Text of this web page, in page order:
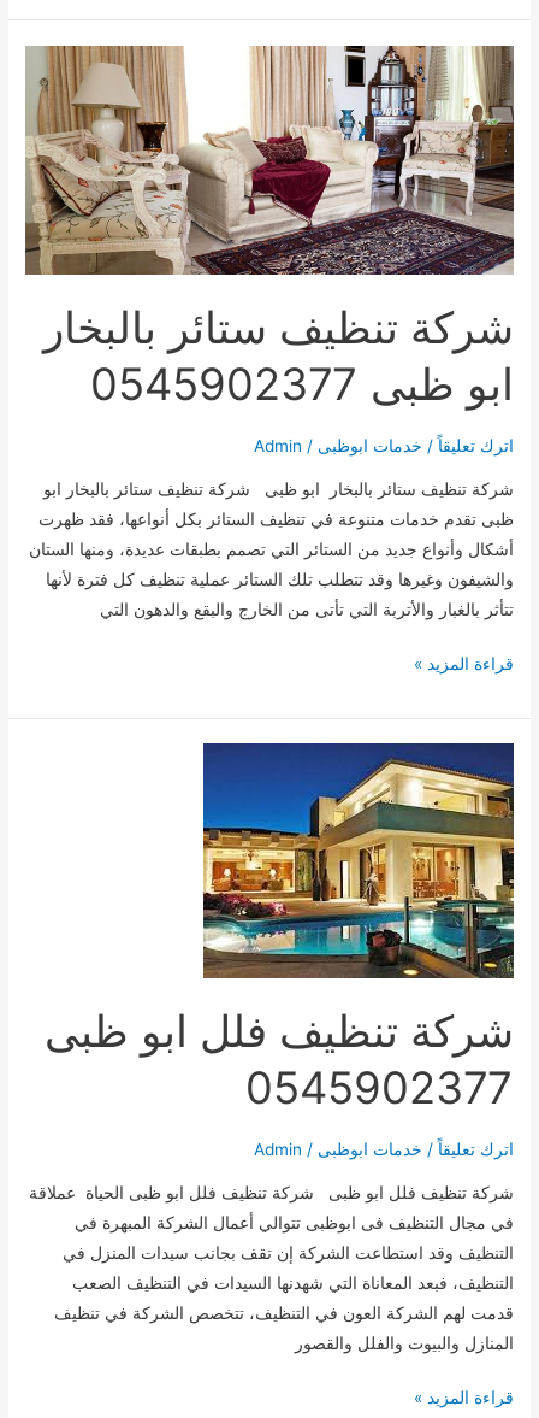
ابو
ظبى
شركة تنظيف ستائر بالبخار
ابو ظبى 0545902377
اترك تعليقاً / خدمات ابوظبى /
Admin
شركة تنظيف ستائر بالبخار ابو ظبى شركة تنظيف ستائر بالبخار ابو
ظبى تقدم خدمات متنوعة في تنظيف الستائر بكل أنواعها، فقد ظهرت
أشكال وأنواع جديد من الستائر التي تصمم بطبقات عديدة، ومنها الستان
والشيفون وغيرها وقد تتطلب تلك الستائر عملية تنظيف كل فترة لأنها
تتأثر بالغبار والأتربة التي تأتى من الخارج والبقع والدهون التي
شركة
ستائر
ابو
ظبى
0545902377
قراءة المزيد »
شركة تنظيف فلل ابو ظبى
0545902377
اترك تعليقاً / خدمات ابوظبى /
Admin
شركة تنظيف فلل ابو ظبى شركة تنظيف فلل ابو ظبى الحياة عملاقة
في مجال التنظيف فى ابوظبى تتوالي أعمال الشركة المبهرة في
التنظيف وقد استطاعت الشركة إن تقف بجانب سيدات المنزل في
التنظيف، فبعد المعاناة التي شهدنها السيدات في التنظيف الصعب
قدمت لهم الشركة العون في التنظيف، تتخصص الشركة في تنظيف
المنازل والبيوت والفلل والقصور
شركة
قراءة المزيد »